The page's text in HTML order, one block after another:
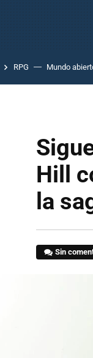
RPG Mundo
Hill
la
Sin